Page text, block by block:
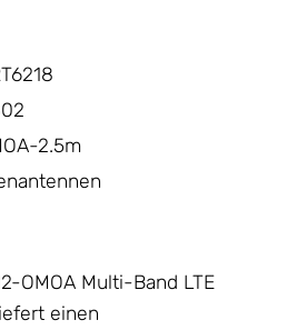
2.5m
OMOA Multi-Band LTE
einen